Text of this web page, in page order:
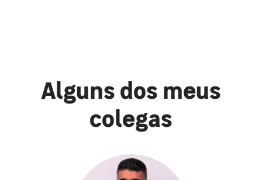
Alguns dos meus
colegas